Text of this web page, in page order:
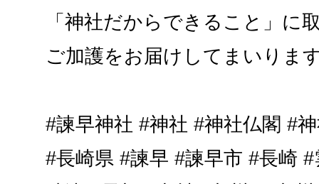
「神社だからできること」に
ご加護をお届けしてまいりま
#諫早神社 #神社 #神社仏閣 #
#長崎県 #諫早 #諫早市 #長崎